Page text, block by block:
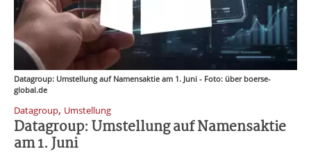
Datagroup: Umstellung auf Namensaktie am 1. Juni - Foto: über boerse-
global.de
Datagroup, Umstellung
Datagroup: Umstellung auf Namensaktie
am 1. Juni